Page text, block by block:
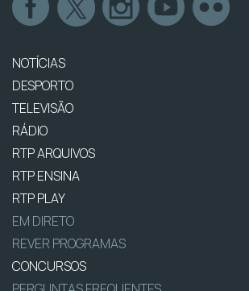
NOTÍCIAS
DESPORTO
TELEVISÃO
RÁDIO
RTP ARQUIVOS
RTP ENSINA
RTP PLAY
EM DIRETO
REVER PROGRAMAS
CONCURSOS